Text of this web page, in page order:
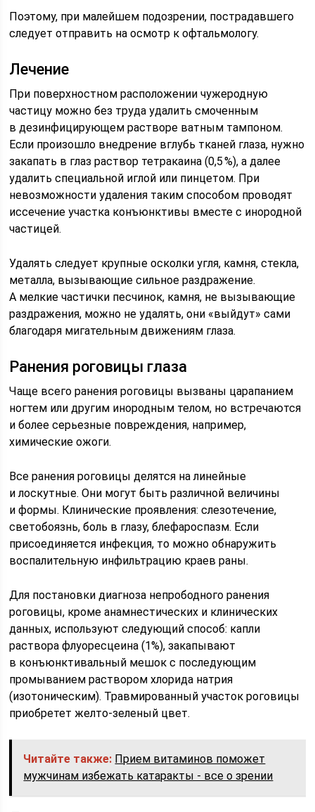
Поэтому, при малейшем подозрении, пострадавшего
следует отправить на осмотр к офтальмологу.
Лечение
При поверхностном расположении чужеродную
частицу можно без труда удалить смоченным
в дезинфицирующем растворе ватным тампоном.
Если произошло внедрение вглубь тканей глаза, нужно
закапать в глаз раствор тетракаина (0,5 %), а далее
удалить специальной иглой или пинцетом. При
невозможности удаления таким способом проводят
иссечение участка конъюнктивы вместе с инородной
частицей.
Удалять следует крупные осколки угля, камня, стекла,
металла, вызывающие сильное раздражение.
А мелкие частички песчинок, камня, не вызывающие
раздражения, можно не удалять, они «выйдут» сами
благодаря мигательным движениям глаза.
Ранения роговицы глаза
Чаще всего ранения роговицы вызваны царапанием
ногтем или другим инородным телом, но встречаются
и более серьезные повреждения, например,
химические ожоги.
Все ранения роговицы делятся на линейные
и лоскутные. Они могут быть различной величины
и формы. Клинические проявления: слезотечение,
светобоязнь, боль в глазу, блефароспазм. Если
присоединяется инфекция, то можно обнаружить
воспалительную инфильтрацию краев раны.
Для постановки диагноза непрободного ранения
роговицы, кроме анамнестических и клинических
данных, используют следующий способ: капли
раствора флуоресцеина (1%), закапывают
в конъюнктивальный мешок с последующим
промыванием раствором хлорида натрия
(изотоническим). Травмированный участок роговицы
приобретет желто-зеленый цвет.
Читайте также: Прием витаминов поможет
мужчинам избежать катаракты - все о зрении